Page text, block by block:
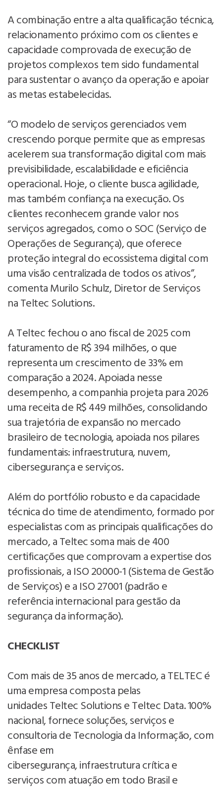
A combinação entre a alta qualificação técnica,
relacionamento próximo com os clientes e
capacidade comprovada de execução de
projetos complexos tem sido fundamental
para sustentar o avanço da operação e apoiar
as metas estabelecidas.
“O modelo de serviços gerenciados vem
crescendo porque permite que as empresas
acelerem sua transformação digital com mais
previsibilidade, escalabilidade e eficiência
operacional. Hoje, o cliente busca agilidade,
mas também confiança na execução. Os
clientes reconhecem grande valor nos
serviços agregados, como o SOC (Serviço de
Operações de Segurança), que oferece
proteção integral do ecossistema digital com
uma visão centralizada de todos os ativos”,
comenta Murilo Schulz, Diretor de Serviços
na Teltec Solutions.
A Teltec fechou o ano fiscal de 2025 com
faturamento de R$ 394 milhões, o que
representa um crescimento de 33% em
comparação a 2024. Apoiada nesse
desempenho, a companhia projeta para 2026
uma receita de R$ 449 milhões, consolidando
sua trajetória de expansão no mercado
brasileiro de tecnologia, apoiada nos pilares
fundamentais: infraestrutura, nuvem,
cibersegurança e serviços.
Além do portfólio robusto e da capacidade
técnica do time de atendimento, formado por
especialistas com as principais qualificações do
mercado, a Teltec soma mais de 400
certificações que comprovam a expertise dos
profissionais, a ISO 20000-1 (Sistema de Gestão
de Serviços) e a ISO 27001 (padrão e
referência internacional para gestão da
segurança da informação).
CHECKLIST
Com mais de 35 anos de mercado, a TELTEC é
uma empresa composta pelas
unidades Teltec Solutions e Teltec Data. 100%
nacional, fornece soluções, serviços e
consultoria de Tecnologia da Informação, com
ênfase em
cibersegurança, infraestrutura crítica e
serviços com atuação em todo Brasil e